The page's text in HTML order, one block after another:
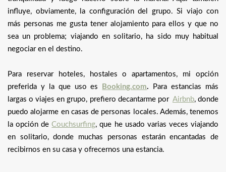
influye, obviamente, la configuración del grupo. Si viajo con
más personas me gusta tener alojamiento para ellos y que no
sea un problema; viajando en solitario, ha sido muy habitual
negociar en el destino.
Para reservar hoteles, hostales o apartamentos, mi opción
preferida y la que uso es
Booking.com. Para estancias más
largas o viajes en grupo, prefiero decantarme por Airbnb, donde
puedo alojarme en casas de personas locales. Además, tenemos
la opción deCouchsurfing, que he usado varias veces viajando
en solitario, donde muchas personas estarán encantadas de
recibirnos en su casa y ofrecernos una estancia.